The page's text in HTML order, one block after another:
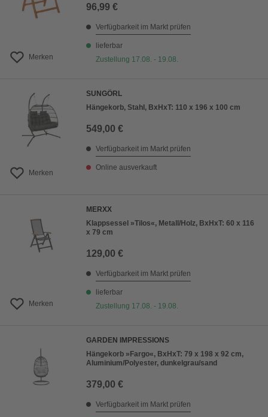
Merken
96,99 €
Verfügbarkeit im Markt prüfen
lieferbar
Zustellung 17.08. - 19.08.
Merken
SUNGÖRL
Hängekorb, Stahl, BxHxT: 110 x 196 x 100 cm
549,00 €
Verfügbarkeit im Markt prüfen
Online ausverkauft
Merken
MERXX
Klappsessel »Tilos«, Metall/Holz, BxHxT: 60 x 116
x 79 cm
129,00 €
Verfügbarkeit im Markt prüfen
lieferbar
Zustellung 17.08. - 19.08.
GARDEN IMPRESSIONS
Hängekorb »Fargo«, BxHxT: 79 x 198 x 92 cm,
Aluminium/Polyester, dunkelgrau/sand
379,00 €
Verfügbarkeit im Markt prüfen